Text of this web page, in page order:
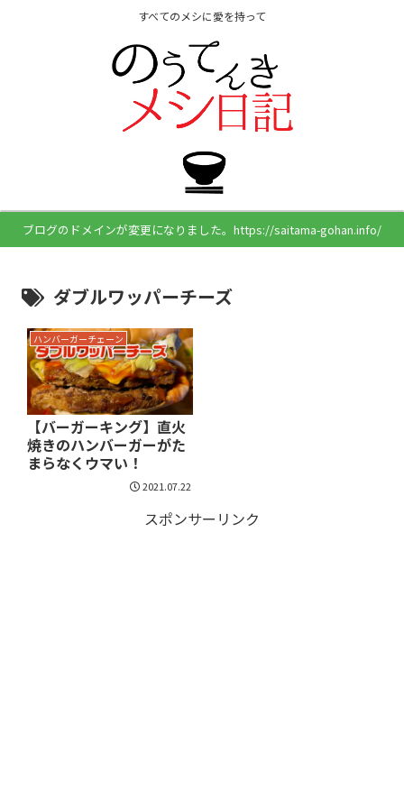
すべてのメシに愛を持って
ブログのドメインが変更になりました。https://saitama-gohan.info/
ダブルワッパーチーズ
ハンバーガーチェーン
【バーガーキング】直火
焼きのハンバーガーがた
まらなくウマい！
2021.07.22
スポンサーリンク